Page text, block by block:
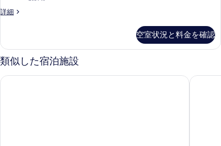
詳細
客
細
空室状況と料金を確認
類似した宿泊施設
変なホテルプレミア 奈良 ホテル